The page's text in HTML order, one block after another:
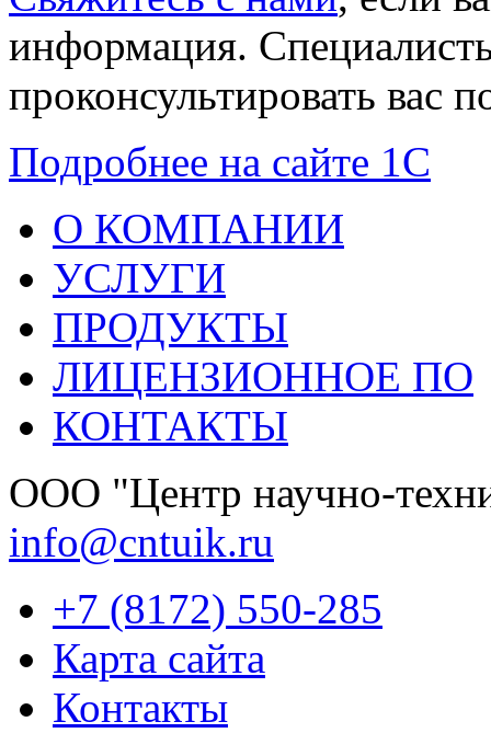
информация.
проконсультировать вас
Подробнее на сайте 1С
О КОМПАНИИ
УСЛУГИ
ПРОДУКТЫ
ЛИЦЕНЗИОННОЕ ПО
КОНТАКТЫ
OOО "Центр научно-
info@cntuik.ru
+7 (8172) 550-285
Карта сайта
Контакты